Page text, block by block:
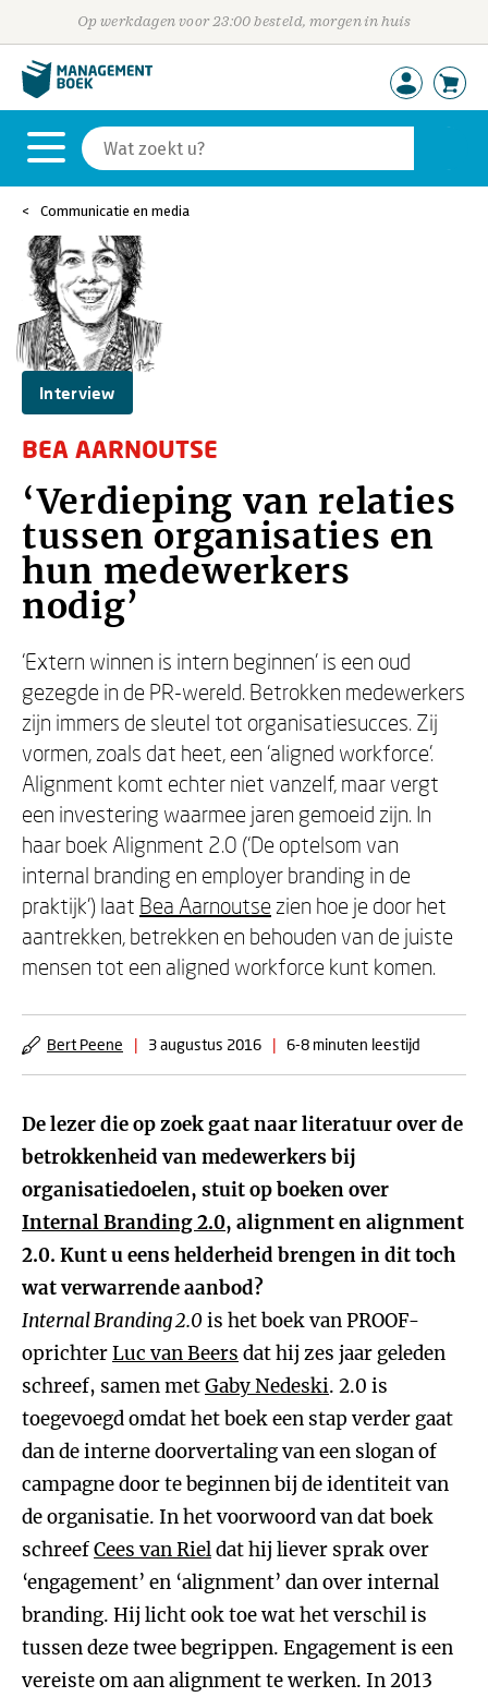
Op werkdagen voor 23:00 besteld, morgen in huis
Communicatie en media
Interview
BEA AARNOUTSE
‘Verdieping van relaties
tussen organisaties en
hun medewerkers
nodig’
‘Extern winnen is intern beginnen’ is een oud
gezegde in de PR-wereld. Betrokken medewerkers
zijn immers de sleutel tot organisatiesucces. Zij
vormen, zoals dat heet, een ‘aligned workforce’.
Alignment komt echter niet vanzelf, maar vergt
een investering waarmee jaren gemoeid zijn. In
haar boek Alignment 2.0 (‘De optelsom van
internal branding en employer branding in de
praktijk’) laat Bea Aarnoutse zien hoe je door het
aantrekken, betrekken en behouden van de juiste
mensen tot een aligned workforce kunt komen.
Bert Peene | 3 augustus 2016 | 6-8 minuten leestijd
De lezer die op zoek gaat naar literatuur over de
betrokkenheid van medewerkers bij
organisatiedoelen, stuit op boeken over
Internal Branding 2.0, alignment en alignment
2.0. Kunt u eens helderheid brengen in dit toch
wat verwarrende aanbod?
Internal Branding 2.0is het boek van PROOF-
oprichterLuc van Beers dat hij zes jaar geleden
schreef, samen metGaby Nedeski. 2.0 is
toegevoegd omdat het boek een stap verder gaat
dan de interne doorvertaling van een slogan of
campagne door te beginnen bij de identiteit van
de organisatie. In het voorwoord van dat boek
schreefCees van Rieldat hij liever sprak over
‘engagement’ en ‘alignment’ dan over internal
branding. Hij licht ook toe wat het verschil is
tussen deze twee begrippen. Engagement is een
vereiste om aan alignment te werken. In 2013